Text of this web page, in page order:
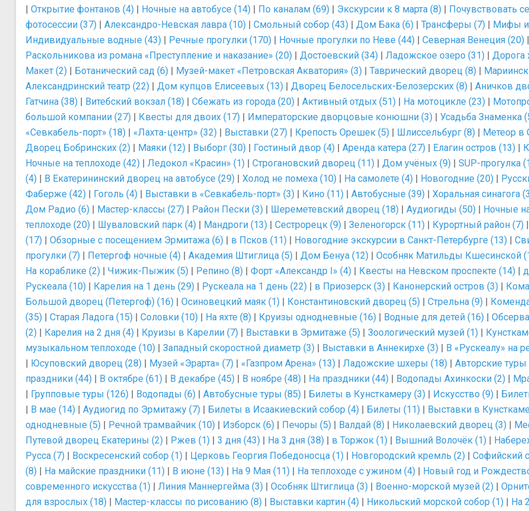
| Открытие фонтанов (4) | Ночные на автобусе (14) | По каналам (69) | Экскурсии к 8 марта (8) | Почувствовать
фотосессии (37) | Александро-Невская лавра (10) | Смольный собор (43) | Дом Бака (6) | Трансферы (7) | Мифы и
Индивидуальные водные (43) | Речные прогулки (170) | Ночные прогулки по Неве (44) | Северная Венеция (20) |
Раскольникова из романа «Преступление и наказание» (20) | Достоевский (34) | Ладожское озеро (31) | Дорога
Макет (2) | Ботанический сад (6) | Музей-макет «Петровская Акватория» (3) | Таврический дворец (8) |
Александринский театр (22) | Дом купцов Елисеевых (13) | Дворец Белосельских-Белозерских (8) | Аничков
Гатчина (38) | Витебский вокзал (18) | Сбежать из города (20) | Активный отдых (51) | На мотоцикле (23) |
большой компании (27) | Квесты для двоих (17) | Императорские дворцовые конюшни (3) | Усадьба Знаменка
«Севкабель-порт» (18) | «Лахта-центр» (32) | Выставки (27) | Крепость Орешек (5) | Шлиссельбург (8) | Метеор в
Дворец Бобринских (2) | Маяки (12) | Выборг (30) | Гостиный двор (4) | Аренда катера (27) | Елагин остров (13) |
Ночные на теплоходе (42) | Ледокол «Красин» (1) | Строгановский дворец (11) | Дом учёных (9) | SUP-прогулка
(4) | В Екатерининский дворец на автобусе (29) | Холод не помеха (10) | На самолете (4) | Новогодние (20) |
Фаберже (42) | Гоголь (4) | Выставки в «Севкабель-порт» (3) | Кино (11) | Автобусные (39) | Хоральная синагога
Дом Радио (6) | Мастер-классы (27) | Район Пески (3) | Шереметевский дворец (18) | Аудиогиды (50) | Ночные
теплоходе (20) | Шуваловский парк (4) | Мандроги (13) | Сестрорецк (9) | Зеленогорск (11) | Курортный район (7) |
(17) | Обзорные с посещением Эрмитажа (6) | в Псков (11) | Новогодние экскурсии в Санкт-Петербурге (13) |
прогулки (7) | Петергоф ночные (4) | Академия Штиглица (5) | Дом Бенуа (12) | Особняк Матильды Кшесинской
На кораблике (2) | Чижик-Пыжик (5) | Репино (8) | Форт «Александр I» (4) | Квесты на Невском проспекте (14) |
Рускеала (10) | Карелия на 1 день (29) | Рускеала на 1 день (22) | в Приозерск (3) | Канонерский остров (3) |
Большой дворец (Петергоф) (16) | Осиновецкий маяк (1) | Константиновский дворец (5) | Стрельна (9) |
(35) | Старая Ладога (15) | Соловки (10) | На яхте (8) | Круизы однодневные (16) | Водные для детей (16) |
(2) | Карелия на 2 дня (4) | Круизы в Карелии (7) | Выставки в Эрмитаже (5) | Зоологический музей (1) |
музыкальном теплоходе (10) | Западный скоростной диаметр (3) | Выставки в Аннекирхе (3) | В «Рускеалу» на
| Юсуповский дворец (28) | Музей «Эрарта» (7) | «Газпром Арена» (13) | Ладожские шхеры (18) | Авторские туры
праздники (44) | В октябре (61) | В декабре (45) | В ноябре (48) | На праздники (44) | Водопады Ахинкоски (2) |
| Групповые туры (126) | Водопады (6) | Автобусные туры (85) | Билеты в Кунсткамеру (3) | Искусство (9) |
| В мае (14) | Аудиогид по Эрмитажу (7) | Билеты в Исаакиевский собор (4) | Билеты (11) | Выставки в
однодневные (5) | Речной трамвайчик (10) | Изборск (6) | Печоры (5) | Валдай (8) | Николаевский дворец (3) |
Путевой дворец Екатерины (2) | Ржев (1) | 3 дня (43) | На 3 дня (38) | в Торжок (1) | Вышний Волочёк (1) |
Русса (7) | Воскресенский собор (1) | Церковь Георгия Победоносца (1) | Новгородский кремль (2) | Софийский
(8) | На майские праздники (11) | В июне (13) | На 9 Мая (11) | На теплоходе с ужином (4) | Новый год и
современного искусства (1) | Линия Маннергейма (3) | Особняк Штиглица (3) | Военно-морской музей (2) |
для взрослых (18) | Мастер-классы по рисованию (8) | Выставки картин (4) | Никольский морской собор (1) | На